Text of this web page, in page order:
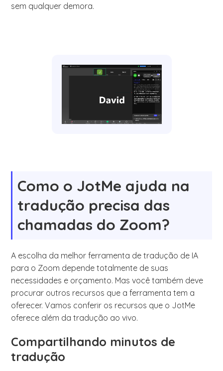
sem qualquer demora.
Como o JotMe ajuda na
tradução precisa das
chamadas do Zoom?
A escolha da melhor ferramenta de tradução de IA
para o Zoom depende totalmente de suas
necessidades e orçamento. Mas você também deve
procurar outros recursos que a ferramenta tem a
oferecer. Vamos conferir os recursos que o JotMe
oferece além da tradução ao vivo.
Compartilhando minutos de
tradução